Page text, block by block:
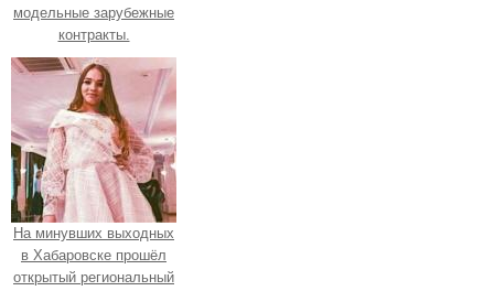
модельные зарубежные
контракты.
На минувших выходных
в Хабаровске прошёл
открытый региональный